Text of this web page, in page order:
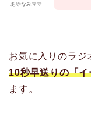
あやなみママ
お気に入りのラジ
10秒早送りの「
ます。